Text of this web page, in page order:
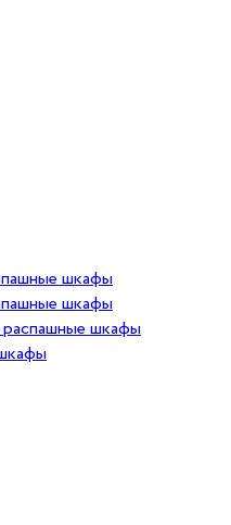
шкафы
шкафы
шкафы